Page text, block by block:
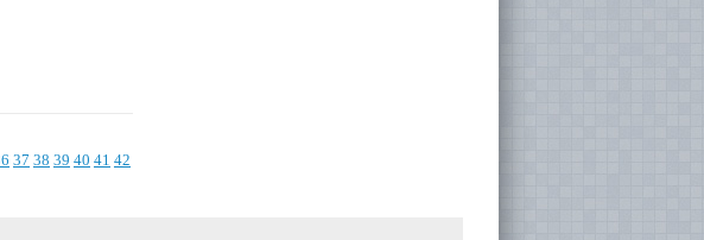
37 38 39 40 41 42